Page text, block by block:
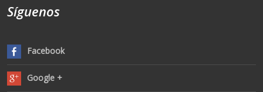
Síguenos
Facebook
Google +